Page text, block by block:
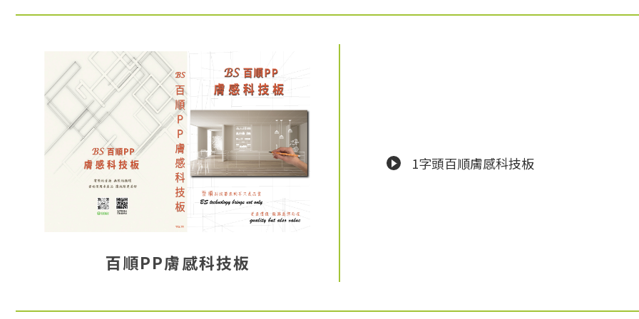
百順PP膚感科技板
1字頭百順膚感科技板